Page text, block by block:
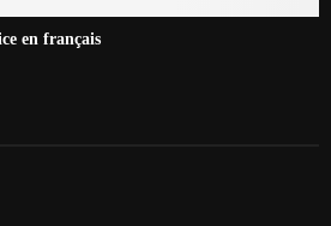
en français